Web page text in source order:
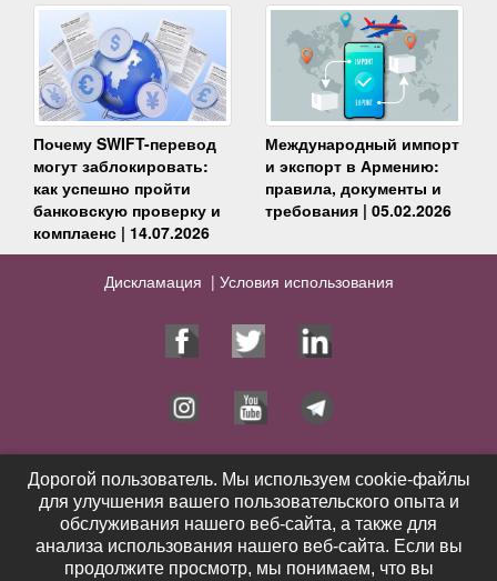
Почему SWIFT-перевод
могут заблокировать:
как успешно пройти
банковскую проверку и
комплаенс | 14.07.2026
Международный импорт
и экспорт в Армению:
правила, документы и
требования | 05.02.2026
Дискламация | Условия использования
Юрист
Услуги
Публикации
Видео
Контакты
Выигранные дела
Новости
Отзывы
Дорогой пользователь. Мы используем cookie-файлы
для улучшения вашего пользовательского опыта и
обслуживания нашего веб-сайта, а также для
анализа использования нашего веб-сайта. Если вы
продолжите просмотр, мы понимаем, что вы
Дорогой пользователь. Мы используем cookie-файлы
для улучшения вашего пользовательского опыта и
обслуживания нашего веб-сайта, а также для
анализа использования нашего веб-сайта. Если вы
продолжите просмотр, мы понимаем, что вы